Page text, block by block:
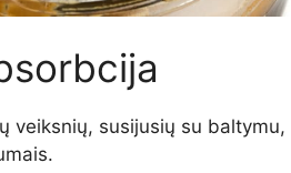
veiksnių, susijusių su baltymu,